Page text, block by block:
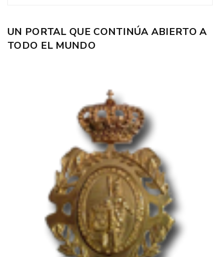
UN PORTAL QUE CONTINÚA ABIERTO A
TODO EL MUNDO